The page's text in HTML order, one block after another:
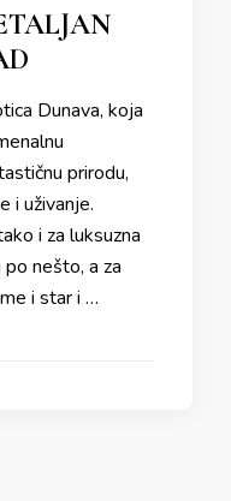
Dunava, koja
prirodu,
i uživanje.
i za luksuzna
nešto, a za
i star i …